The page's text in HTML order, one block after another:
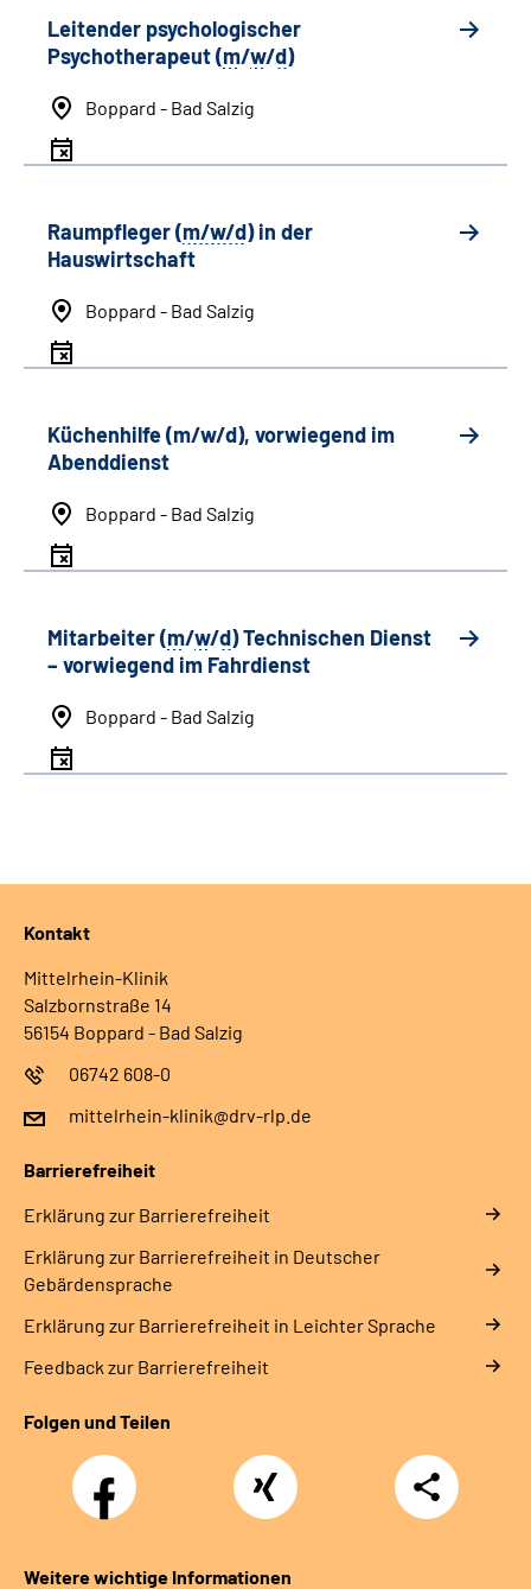
Leitender psychologischer
Psychotherapeut (m/w/d)
Boppard - Bad Salzig
Raumpfleger (m/w/d) in der
Hauswirtschaft
Boppard - Bad Salzig
Küchenhilfe (m/w/d), vorwiegend im
Abenddienst
Boppard - Bad Salzig
Mitarbeiter (m/w/d) Technischen Dienst
– vorwiegend im Fahrdienst
Boppard - Bad Salzig
Kontakt
Mittelrhein-Klinik
Salzbornstraße 14
56154 Boppard - Bad Salzig
06742 608-0
mittelrhein-klinik@drv-rlp.de
Barrierefreiheit
Erklärung zur Barrierefreiheit
Erklärung zur Barrierefreiheit in Deutscher
Gebärdensprache
Erklärung zur Barrierefreiheit in Leichter Sprache
Feedback zur Barrierefreiheit
Folgen und Teilen
Facebook Xing
Teilen
Weitere wichtige Informationen